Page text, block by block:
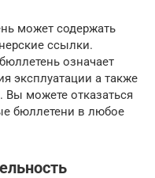
может содержать
ссылки.
означает
эксплуатации а также
можете отказаться
бюллетени в любое